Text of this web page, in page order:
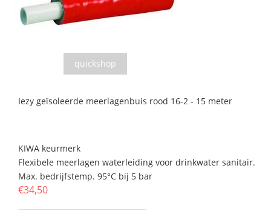
quickshop
Iezy geïsoleerde meerlagenbuis rood 16-2 - 15 meter
KIWA keurmerk
Flexibele meerlagen waterleiding voor drinkwater sanitair.
Max. bedrijfstemp. 95°C bij 5 bar
€34,50